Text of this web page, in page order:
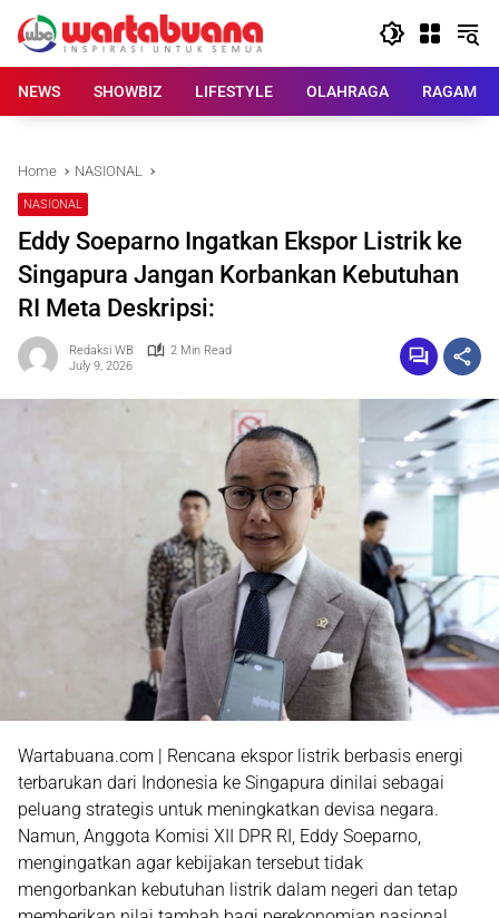
content
NEWS
SHOWBIZ LIFESTYLE OLAHRAGA RAGAM
Home NASIONAL
NASIONAL
Eddy Soeparno Ingatkan Ekspor Listrik ke
Singapura Jangan Korbankan Kebutuhan
RI Meta Deskripsi:
Redaksi WB
2 Min Read
July 9, 2026
Wartabuana.com | Rencana ekspor listrik berbasis energi
terbarukan dari Indonesia ke Singapura dinilai sebagai
peluang strategis untuk meningkatkan devisa negara.
Namun, Anggota Komisi XII DPR RI, Eddy Soeparno,
mengingatkan agar kebijakan tersebut tidak
mengorbankan kebutuhan listrik dalam negeri dan tetap